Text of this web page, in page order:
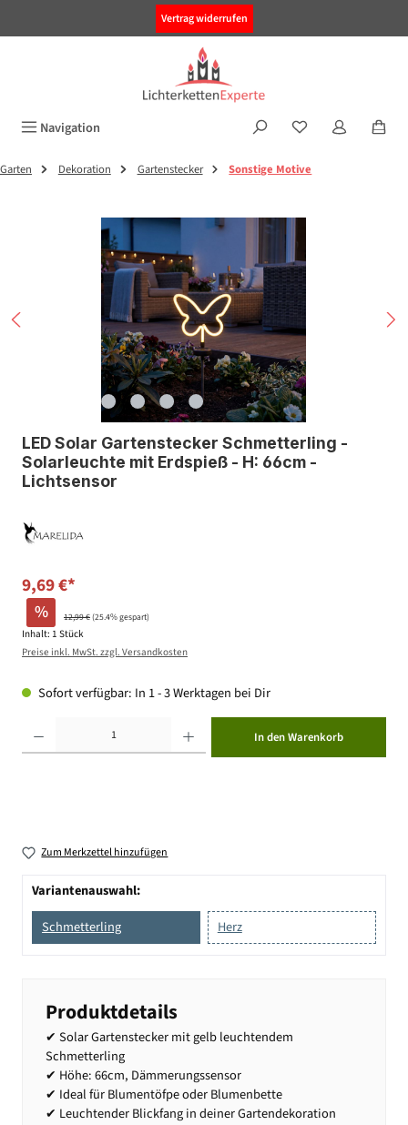
Vertrag widerrufen
Navigation
Garten Dekoration Gartenstecker Sonstige Motive
Bildergalerie überspringen
LED Solar Gartenstecker Schmetterling -
Solarleuchte mit Erdspieß - H: 66cm -
Lichtsensor
9,69 €*
% 12,99 €(25.4% gespart)
Inhalt: 1 Stück
Preise inkl. MwSt. zzgl. Versandkosten
Sofort verfügbar: In 1 - 3 Werktagen bei Dir
In den Warenkorb
Zum Merkzettel hinzufügen
Variantenauswahl:
Schmetterling
Herz
Produktdetails
✔ Solar Gartenstecker mit gelb leuchtendem
Schmetterling
✔ Höhe: 66cm, Dämmerungssensor
✔ Ideal für Blumentöfpe oder Blumenbette
✔ Leuchtender Blickfang in deiner Gartendekoration